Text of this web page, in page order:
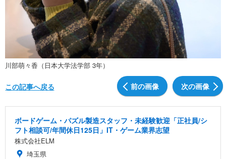
川部萌々香（日本大学法学部 3年）
前の画像 次の画像
この記事へ戻る
ボードゲーム・パズル製造スタッフ・未経験歓迎「正社員/シ
フト相談可/年間休日125日」IT・ゲーム業界志望
株式会社ELM
埼玉県